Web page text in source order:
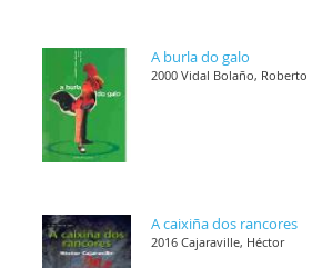
A burla do galo
2000 Vidal Bolaño, Roberto
A caixiña dos rancores
2016 Cajaraville, Héctor